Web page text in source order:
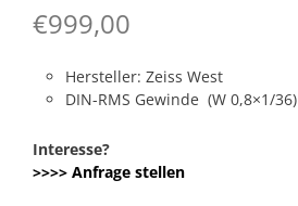
€999,00
Hersteller: Zeiss West
DIN-RMS Gewinde (W 0,8×1/36)
Interesse?
>>>> Anfrage stellen